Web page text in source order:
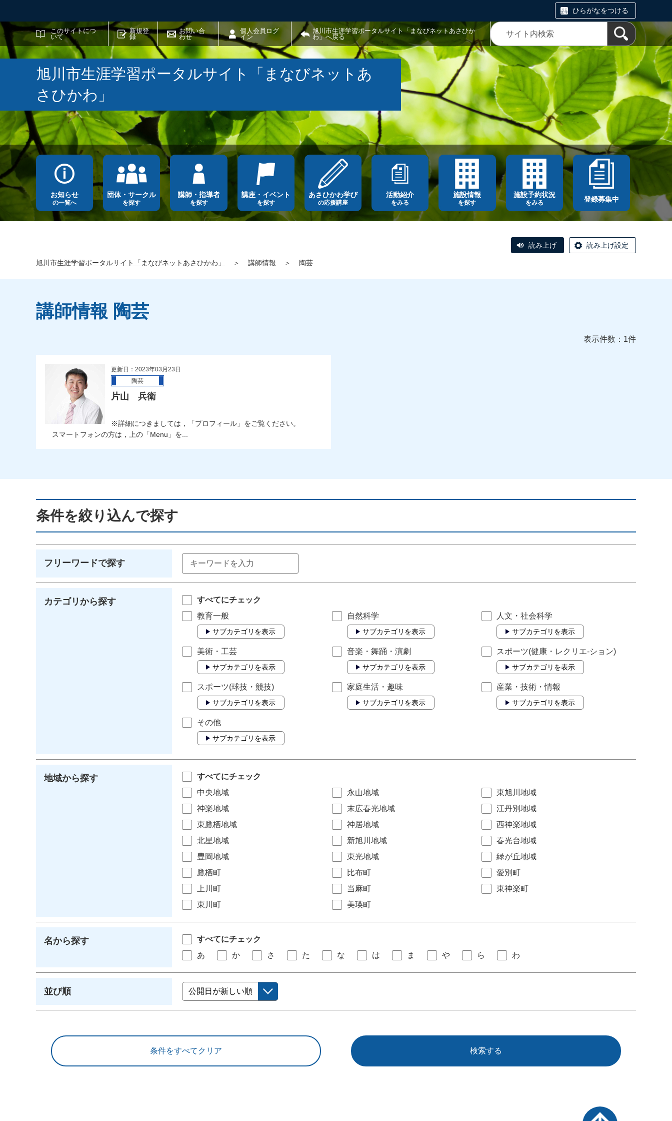
ひらがなをつける
このサイトにつ
いて
新規登
録
お問い合
わせ
個人会員ログ
イン
旭川市生涯学習ポータルサイト「まなびネットあさひか
わ」へ戻る
サイト内検索
旭川市生涯学習ポータルサイト「まなびネットあ
さひかわ」
お知らせ
の一覧へ
団体・サークル
を探す
講師・指導者
を探す
講座・イベント
を探す
あさひかわ学び
の応援講座
活動紹介
をみる
施設情報
を探す
施設予約状況
をみる 登録募集中
読み上げ 読み上げ設定
旭川市生涯学習ポータルサイト「まなびネットあさひかわ」 ＞ 講師情報 ＞ 陶芸
講師情報 陶芸
表示件数：1件
更新日：2023年03月23日
陶芸
片山 兵衛
※詳細につきましては，「プロフィール」をご覧ください。
スマートフォンの方は，上の「Menu」を...
条件を絞り込んで探す
フリーワードで探す
カテゴリから探す
すべてにチェック
教育一般
サブカテゴリを表示
自然科学
サブカテゴリを表示
人文・社会科学
サブカテゴリを表示
美術・工芸
サブカテゴリを表示
音楽・舞踊・演劇
サブカテゴリを表示
スポーツ(健康・レクリエ-ション)
サブカテゴリを表示
スポーツ(球技・競技)
サブカテゴリを表示
家庭生活・趣味
サブカテゴリを表示
産業・技術・情報
サブカテゴリを表示
その他
サブカテゴリを表示
地域から探す
すべてにチェック
中央地域
永山地域
東旭川地域
神楽地域
末広春光地域
江丹別地域
東鷹栖地域
神居地域
西神楽地域
北星地域
新旭川地域
春光台地域
豊岡地域
東光地域
緑が丘地域
鷹栖町
比布町
愛別町
上川町
当麻町
東神楽町
東川町
美瑛町
名から探す
すべてにチェック
あ
か さ た な は ま や ら わ
並び順
検索する